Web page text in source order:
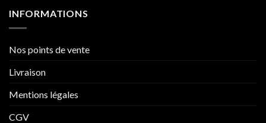
INFORMATIONS
Nos points de vente
Livraison
Mentions légales
CGV